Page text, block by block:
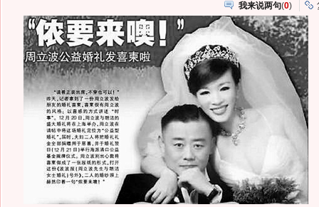
我来说两句(0)